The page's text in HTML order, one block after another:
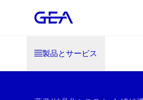
製品とサービス